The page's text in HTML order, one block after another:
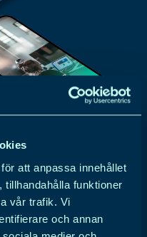
att anpassa innehållet
tillhandahålla funktioner
vår trafik. Vi
och annan
avstånd, men att
varandra